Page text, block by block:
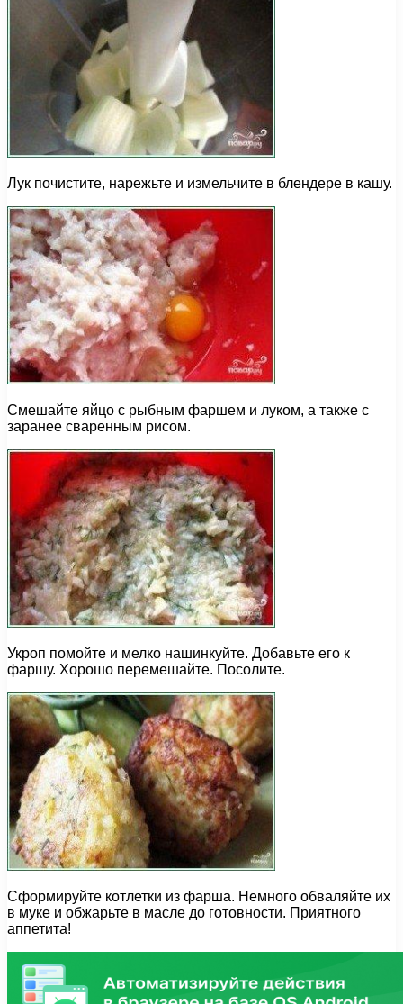
Лук почистите, нарежьте и измельчите в блендере в кашу.
Смешайте яйцо с рыбным фаршем и луком, а также с
заранее сваренным рисом.
Укроп помойте и мелко нашинкуйте. Добавьте его к
фаршу. Хорошо перемешайте. Посолите.
Сформируйте котлетки из фарша. Немного обваляйте их
в муке и обжарьте в масле до готовности. Приятного
аппетита!